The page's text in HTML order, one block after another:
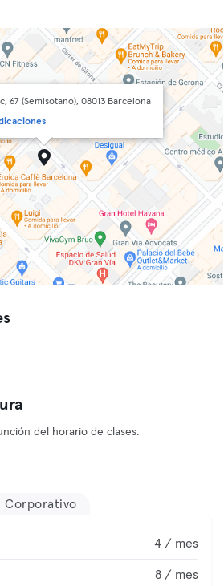
67 (Semisotano), 08013 Barcelona
del horario de clases.
Corporativo
4 / mes
8 / mes